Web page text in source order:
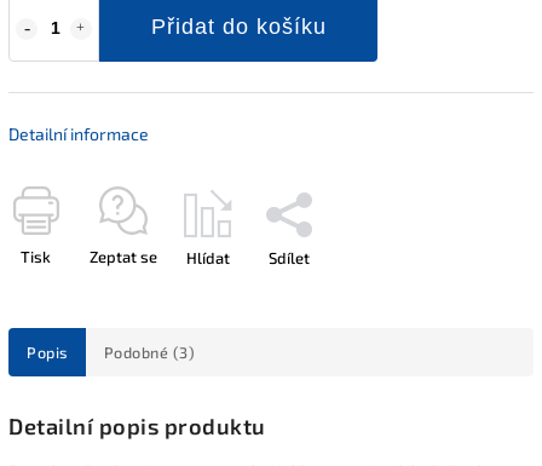
Přidat do košíku
Detailní informace
Tisk Zeptat se Hlídat Sdílet
Popis Podobné (3)
Detailní popis produktu